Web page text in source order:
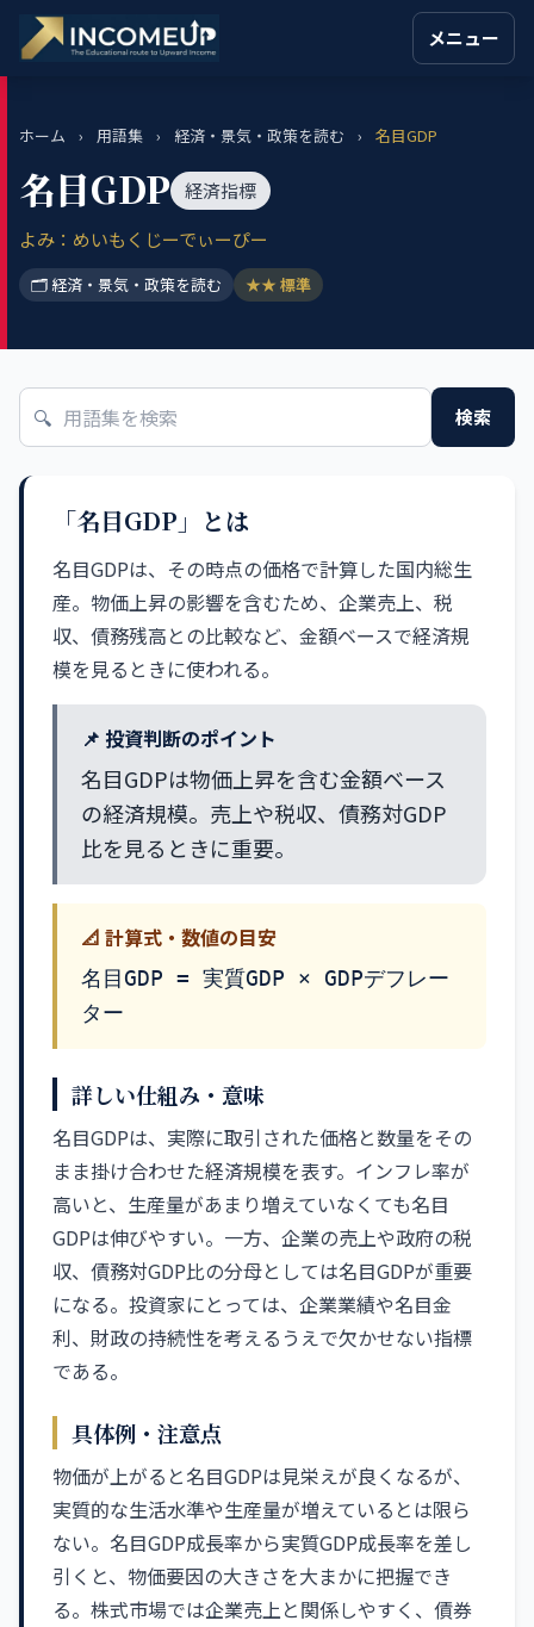
メニュー
ホーム › 用語集 › 経済・景気・政策を読む › 名目GDP
名目GDP 経済指標
よみ：めいもくじーでぃーぴー
🗂 経済・景気・政策を読む ★★ 標準
🔍 検索
「名目GDP」とは
名目GDPは、その時点の価格で計算した国内総生
産。物価上昇の影響を含むため、企業売上、税
収、債務残高との比較など、金額ベースで経済規
模を見るときに使われる。
📌 投資判断のポイント
名目GDPは物価上昇を含む金額ベース
の経済規模。売上や税収、債務対GDP
比を見るときに重要。
📐 計算式・数値の目安
名目GDP = 実質GDP × GDPデフレー
ター
詳しい仕組み・意味
名目GDPは、実際に取引された価格と数量をその
まま掛け合わせた経済規模を表す。インフレ率が
高いと、生産量があまり増えていなくても名目
GDPは伸びやすい。一方、企業の売上や政府の税
収、債務対GDP比の分母としては名目GDPが重要
になる。投資家にとっては、企業業績や名目金
利、財政の持続性を考えるうえで欠かせない指標
である。
具体例・注意点
物価が上がると名目GDPは見栄えが良くなるが、
実質的な生活水準や生産量が増えているとは限ら
ない。名目GDP成長率から実質GDP成長率を差し
引くと、物価要因の大きさを大まかに把握でき
る。株式市場では企業売上と関係しやすく、債券